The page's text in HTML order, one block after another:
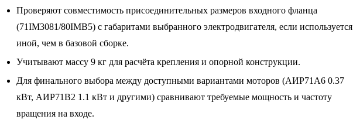
Проверяют совместимость присоединительных размеров входного фланца
(71IM3081/80IMB5) с габаритами выбранного электродвигателя, если используется
иной, чем в базовой сборке.
Учитывают массу 9 кг для расчёта крепления и опорной конструкции.
Для финального выбора между доступными вариантами моторов (АИР71A6 0.37
кВт, АИР71B2 1.1 кВт и другими) сравнивают требуемые мощность и частоту
вращения на входе.